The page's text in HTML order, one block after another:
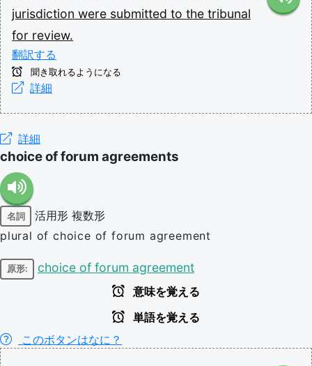
jurisdiction were submitted to the tribunal
for review.
翻訳する
聞き取れるようになる
詳細
詳細
choice of forum agreements
名詞 活用形 複数形
plural of choice of forum agreement
原形: choice of forum agreement
意味を覚える
単語を覚える
このボタンはなに？